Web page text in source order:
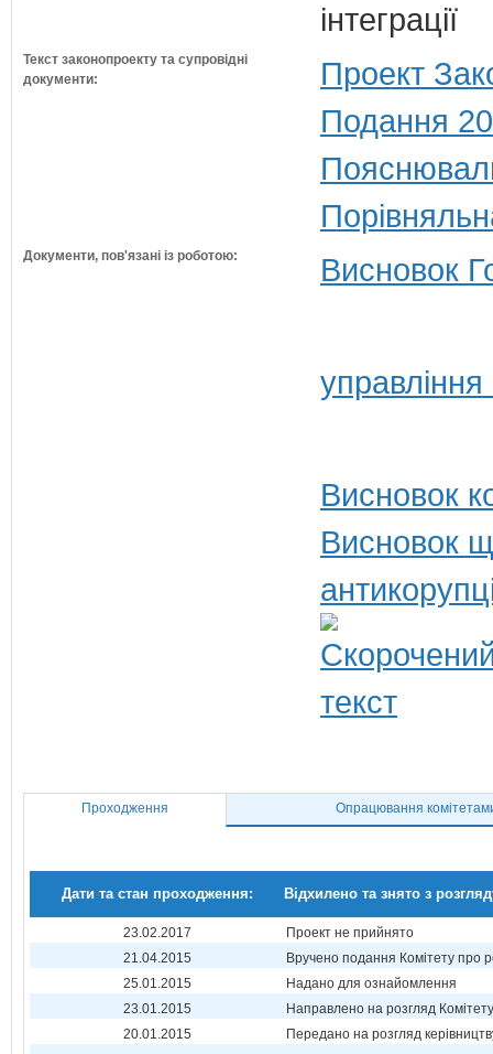
інтеграції
Текст законопроекту та супровідні
документи:
Проект
Подання
Документи, пов'язані із роботою: Висновок
Висновок
Висновок
Проходження Опрацювання
Дати та стан проходження: Відхилено та знято з
23.02.2017
Проект не прийнято
21.04.2015
Вручено подання Комітету про
25.01.2015
Надано для ознайомлення
23.01.2015
Направлено на розгляд Комітету
20.01.2015
Передано на розгляд